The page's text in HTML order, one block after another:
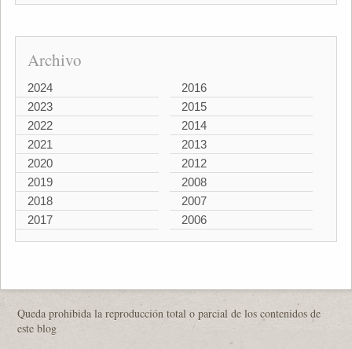
Archivo
2024
2023
2022
2021
2020
2019
2018
2017
2016
2015
2014
2013
2012
2008
2007
2006
Queda prohibida la reproducción total o parcial de los contenidos de
este blog